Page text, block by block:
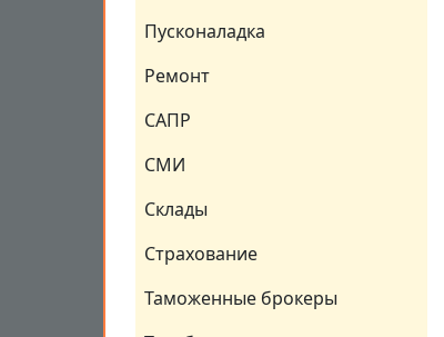
Пусконаладка
Ремонт
САПР
СМИ
Склады
Страхование
Таможенные брокеры